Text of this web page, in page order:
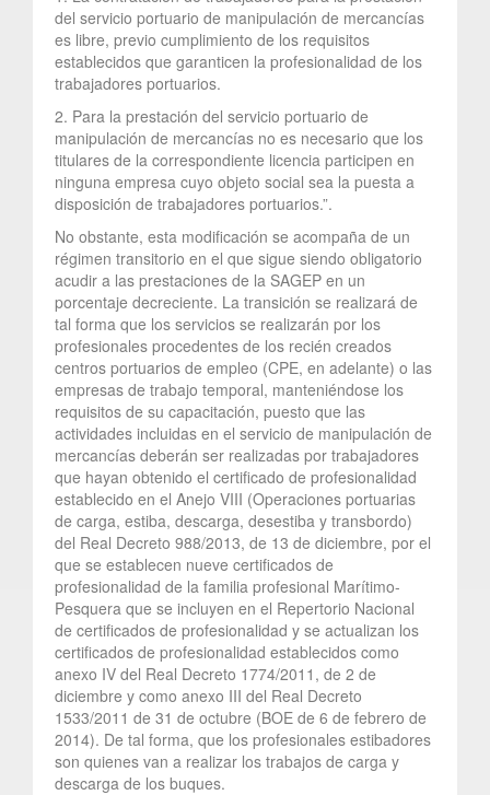
del servicio portuario de manipulación de mercancías
es libre, previo cumplimiento de los requisitos
establecidos que garanticen la profesionalidad de los
trabajadores portuarios.
2. Para la prestación del servicio portuario de
manipulación de mercancías no es necesario que los
titulares de la correspondiente licencia participen en
ninguna empresa cuyo objeto social sea la puesta a
disposición de trabajadores portuarios.”.
No obstante, esta modificación se acompaña de un
régimen transitorio en el que sigue siendo obligatorio
acudir a las prestaciones de la SAGEP en un
porcentaje decreciente. La transición se realizará de
tal forma que los servicios se realizarán por los
profesionales procedentes de los recién creados
centros portuarios de empleo (CPE, en adelante) o las
empresas de trabajo temporal, manteniéndose los
requisitos de su capacitación, puesto que las
actividades incluidas en el servicio de manipulación de
mercancías deberán ser realizadas por trabajadores
que hayan obtenido el certificado de profesionalidad
establecido en el Anejo VIII (Operaciones portuarias
de carga, estiba, descarga, desestiba y transbordo)
del Real Decreto 988/2013, de 13 de diciembre, por el
que se establecen nueve certificados de
profesionalidad de la familia profesional Marítimo-
Pesquera que se incluyen en el Repertorio Nacional
de certificados de profesionalidad y se actualizan los
certificados de profesionalidad establecidos como
anexo IV del Real Decreto 1774/2011, de 2 de
diciembre y como anexo III del Real Decreto
1533/2011 de 31 de octubre (BOE de 6 de febrero de
2014). De tal forma, que los profesionales estibadores
son quienes van a realizar los trabajos de carga y
descarga de los buques.